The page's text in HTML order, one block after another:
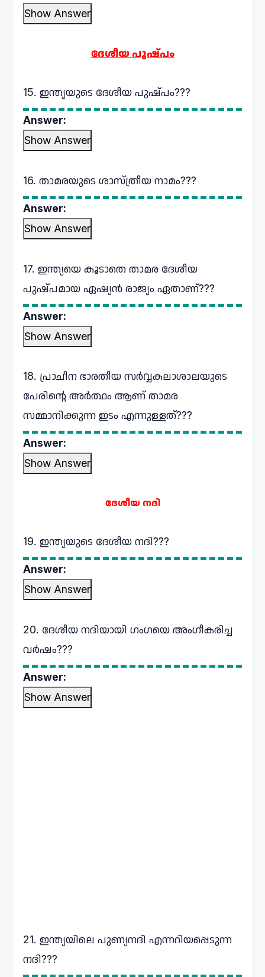
Show Answer
ദേശീയ പുഷ്പം
15. ഇന്ത്യയുടെ ദേശീയ പുഷ്പം???
Answer:
Show Answer
16. താമരയുടെ ശാസ്ത്രീയ നാമം???
Answer:
Show Answer
17. ഇന്ത്യയെ കൂടാതെ താമര ദേശീയ
പുഷ്പമായ ഏഷ്യൻ രാജ്യം ഏതാണ്???
Answer:
Show Answer
18. പ്രാചീന ഭാരതീയ സർവ്വകലാശാലയുടെ
പേരിന്റെ അർത്ഥം ആണ് താമര
സമ്മാനിക്കുന്ന ഇടം എന്നുള്ളത്???
Answer:
Show Answer
ദേശീയ നദി
19. ഇന്ത്യയുടെ ദേശീയ നദി???
Answer:
Show Answer
20. ദേശീയ നദിയായി ഗംഗയെ അംഗീകരിച്ച
വർഷം???
Answer:
Show Answer
21. ഇന്ത്യയിലെ പുണ്യനദി എന്നറിയപ്പെടുന്ന
നദി???